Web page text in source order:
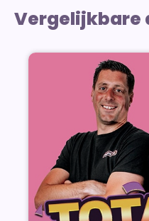
Vergelijkbare